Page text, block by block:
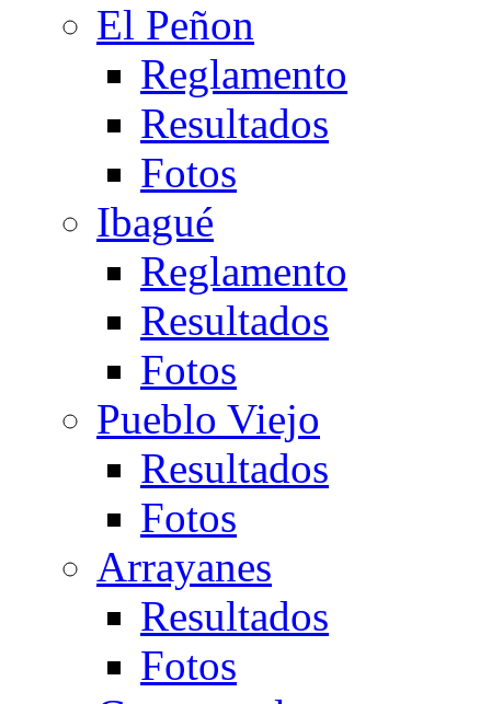
El Peñon
Reglamento
Resultados
Fotos
Ibagué
Reglamento
Resultados
Fotos
Pueblo Viejo
Resultados
Fotos
Arrayanes
Resultados
Fotos